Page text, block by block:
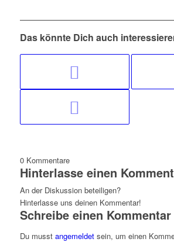
Das könnte Dich auch
0 Kommentare
Hinterlasse einen
An der Diskussion beteiligen?
Hinterlasse uns deinen Kommentar!
Schreibe einen Kommentar
Du musst angemeldetsein, um einen